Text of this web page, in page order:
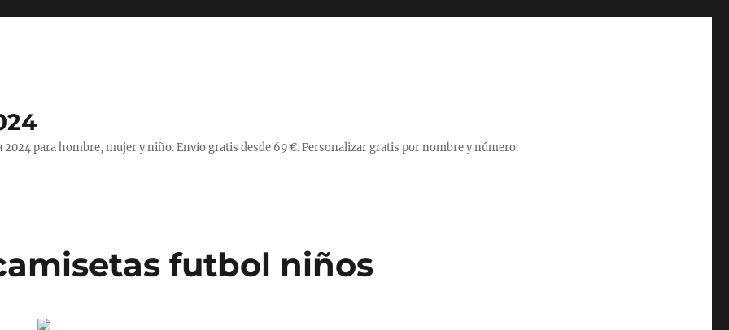
para hombre, mujer y niño. Envío gratis desde 69 €. Personalizar gratis por nombre y número.
futbol niños